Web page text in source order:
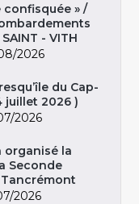
confisquée » /
- VITH
2026
du Cap-
juillet 2026 )
2026
organisé la
Seconde
2026